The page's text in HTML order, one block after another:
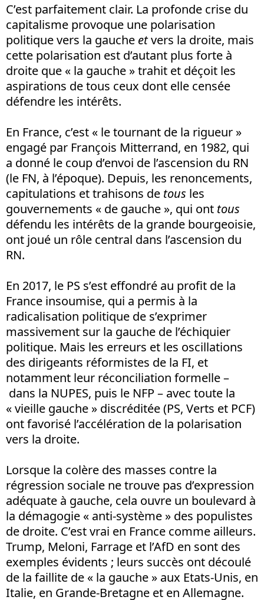
C’est parfaitement clair. La profonde crise du
capitalisme provoque une polarisation
politique vers la gauche etvers la droite, mais
cette polarisation est d’autant plus forte à
droite que « la gauche » trahit et déçoit les
aspirations de tous ceux dont elle censée
défendre les intérêts.
En France, c’est « le tournant de la rigueur »
engagé par François Mitterrand, en 1982, qui
a donné le coup d’envoi de l’ascension du RN
(le FN, à l’époque). Depuis, les renoncements,
capitulations et trahisons de tous les
gouvernements « de gauche », qui ont tous
défendu les intérêts de la grande bourgeoisie,
ont joué un rôle central dans l’ascension du
RN.
En 2017, le PS s’est effondré au profit de la
France insoumise, qui a permis à la
radicalisation politique de s’exprimer
massivement sur la gauche de l’échiquier
politique. Mais les erreurs et les oscillations
des dirigeants réformistes de la FI, et
notamment leur réconciliation formelle –
dans la NUPES, puis le NFP – avec toute la
« vieille gauche » discréditée (PS, Verts et PCF)
ont favorisé l’accélération de la polarisation
vers la droite.
Lorsque la colère des masses contre la
régression sociale ne trouve pas d’expression
adéquate à gauche, cela ouvre un boulevard à
la démagogie « anti-système » des populistes
de droite. C’est vrai en France comme ailleurs.
Trump, Meloni, Farrage et l’AfD en sont des
exemples évidents ; leurs succès ont découlé
de la faillite de « la gauche » aux Etats-Unis, en
Italie, en Grande-Bretagne et en Allemagne.